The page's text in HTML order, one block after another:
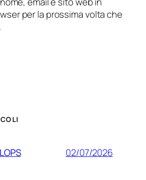
per la prossima volta che
02/07/2026